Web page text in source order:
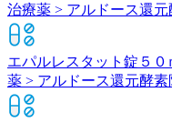
治療薬 > アルドース還
エパルレスタット錠５０
薬 > アルドース還元酵素